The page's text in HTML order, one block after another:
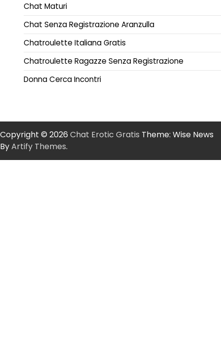
Chat Maturi
Chat Senza Registrazione Aranzulla
Chatroulette Italiana Gratis
Chatroulette Ragazze Senza Registrazione
Donna Cerca Incontri
Copyright © 2026 Chat Erotic Gratis Theme: Wise News
ByArtify Themes.